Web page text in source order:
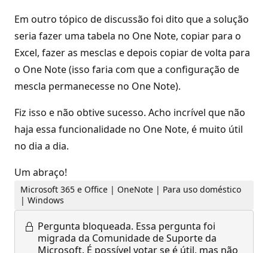
Em outro tópico de discussão foi dito que a solução
seria fazer uma tabela no One Note, copiar para o
Excel, fazer as mesclas e depois copiar de volta para
o One Note (isso faria com que a configuração de
mescla permanecesse no One Note).
Fiz isso e não obtive sucesso. Acho incrível que não
haja essa funcionalidade no One Note, é muito útil
no dia a dia.
Um abraço!
Microsoft 365 e Office | OneNote | Para uso doméstico
| Windows
Pergunta bloqueada. Essa pergunta foi
migrada da Comunidade de Suporte da
Microsoft. É possível votar se é útil, mas não